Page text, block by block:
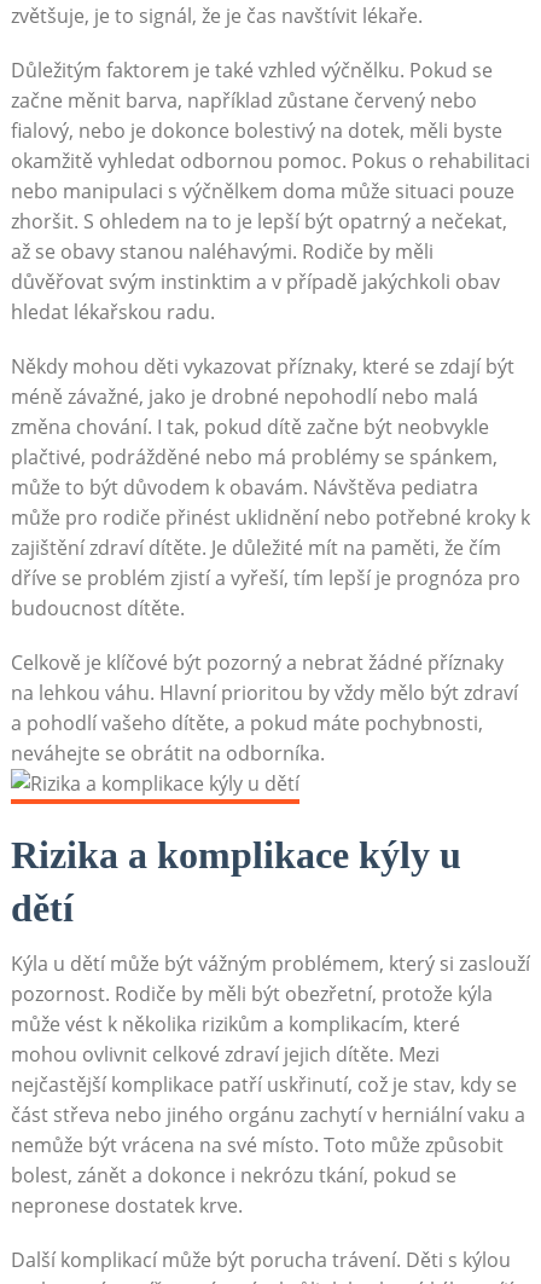
zvětšuje, je to signál, že je čas navštívit lékaře.
Důležitým faktorem je také vzhled výčnělku. Pokud se
začne měnit barva, například zůstane červený nebo
fialový, nebo je dokonce bolestivý na dotek, měli byste
okamžitě vyhledat odbornou pomoc. Pokus o rehabilitaci
nebo manipulaci s výčnělkem doma může situaci pouze
zhoršit. S ohledem na to je lepší být opatrný a nečekat,
až se obavy stanou naléhavými. Rodiče by měli
důvěřovat svým instinktim a v případě jakýchkoli obav
hledat lékařskou radu.
Někdy mohou děti vykazovat příznaky, které se zdají být
méně závažné, jako je drobné nepohodlí nebo malá
změna chování. I tak, pokud dítě začne být neobvykle
plačtivé, podrážděné nebo má problémy se spánkem,
může to být důvodem k obavám. Návštěva pediatra
může pro rodiče přinést uklidnění nebo potřebné kroky k
zajištění zdraví dítěte. Je důležité mít na paměti, že čím
dříve se problém zjistí a vyřeší, tím lepší je prognóza pro
budoucnost dítěte.
Celkově je klíčové být pozorný a nebrat žádné příznaky
na lehkou váhu. Hlavní prioritou by vždy mělo být zdraví
a pohodlí vašeho dítěte, a pokud máte pochybnosti,
neváhejte se obrátit na odborníka.
Rizika a komplikace kýly u
dětí
Kýla u dětí může být vážným problémem, který si zaslouží
pozornost. Rodiče by měli být obezřetní, protože kýla
může vést k několika rizikům a komplikacím, které
mohou ovlivnit celkové zdraví jejich dítěte. Mezi
nejčastější komplikace patří uskřinutí, což je stav, kdy se
část střeva nebo jiného orgánu zachytí v herniální vaku a
nemůže být vrácena na své místo. Toto může způsobit
bolest, zánět a dokonce i nekrózu tkání, pokud se
nepronese dostatek krve.
Další komplikací může být porucha trávení. Děti s kýlou